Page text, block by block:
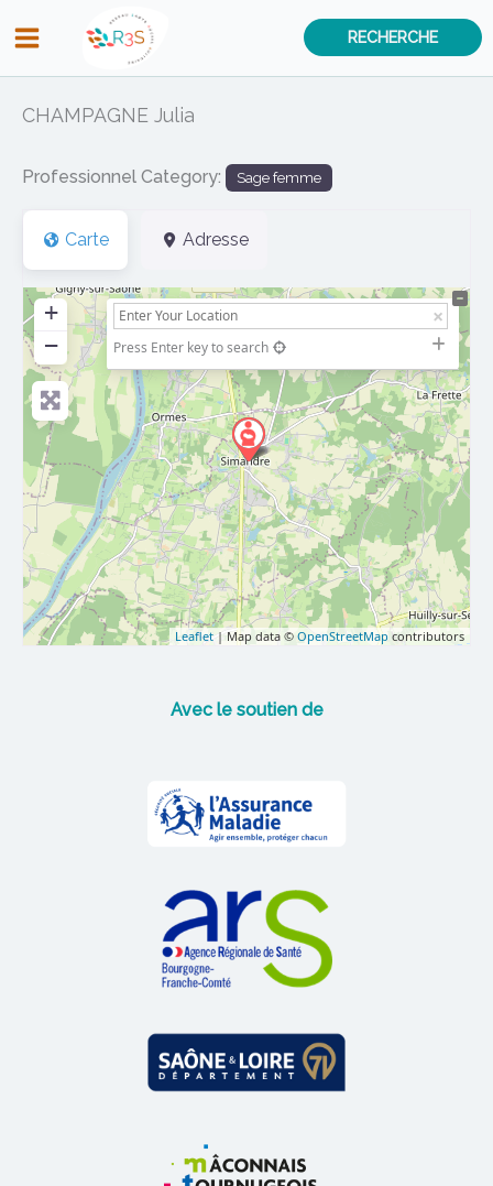
au
contenu
RECHERCHE
CHAMPAGNE Julia
Professionnel Category: Sage femme
Carte Adresse
+
−
Press Enter key to search
Leaflet| Map data © OpenStreetMap contributors
Avec le soutien de